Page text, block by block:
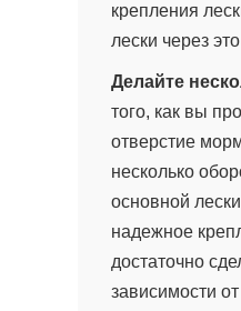
крепления
лески через
Делайте
того, как вы
отверстие
несколько
основной
надежное
достаточно
зависимости